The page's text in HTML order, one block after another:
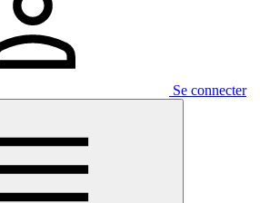
Se connecter